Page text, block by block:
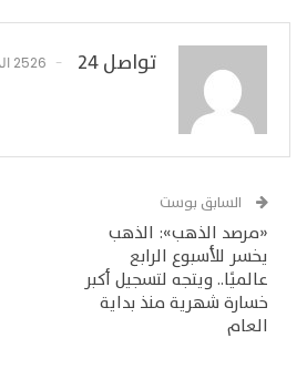
تواصل 24 2526 المشاركات
السابق بوست
«مرصد الذهب»: الذهب
يخسر للأسبوع الرابع
عالميًا.. ويتجه لتسجيل أكبر
خسارة شهرية منذ بداية
العام